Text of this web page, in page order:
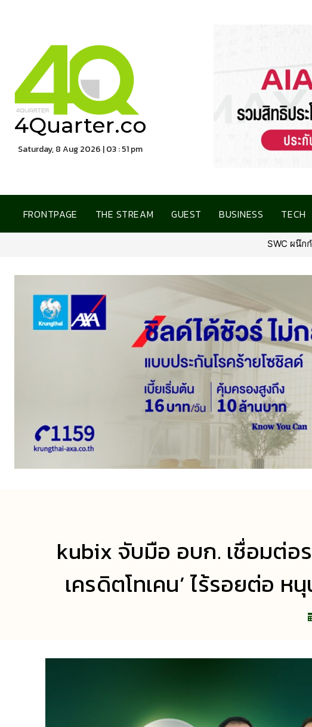
4Quarter.co
Saturday, 8 Aug 2026 | 03 : 51 pm
FRONTPAGE THE STREAM GUEST BUSINESS TECH
SWC ผนึกกำลัง เซ็นทรัล ฟู้ด รีเทล เปิดตัว ‘The
kubix จับมือ อบก. เชื่อมต่อ
เครดิตโทเคน’ ไร้รอยต่อ